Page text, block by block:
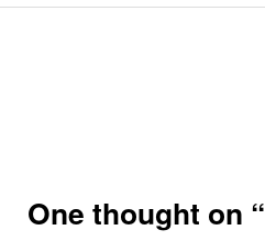
One thought on “